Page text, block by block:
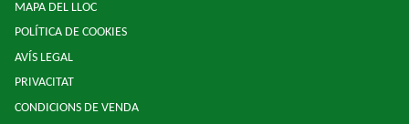
MAPA DEL LLOC
POLÍTICA DE COOKIES
AVÍS LEGAL
PRIVACITAT
CONDICIONS DE VENDA